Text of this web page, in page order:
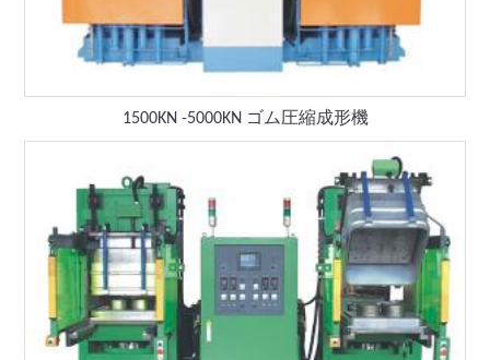
1500KN -5000KN ゴム圧縮成形機